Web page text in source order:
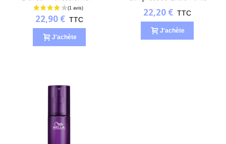
250ml
22,90 € TTC
J'achète
L'Oréal Professionnel -
300ml
22,20 € TTC
J'achète